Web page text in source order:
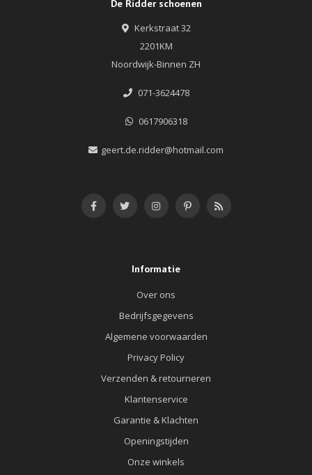
De Ridder schoenen
Kerkstraat 32
2201KM
Noordwijk-Binnen ZH
071-3624478
0617906318
geert.de.ridder@hotmail.com
Informatie
Over ons
Bedrijfsgegevens
Algemene voorwaarden
Privacy Policy
Verzenden & retourneren
Klantenservice
Garantie & Klachten
Openingstijden
Onze winkels